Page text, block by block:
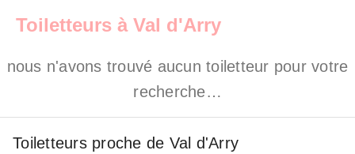
Toiletteurs à Val d'Arry
nous n'avons trouvé aucun toiletteur pour votre
recherche…
Toiletteurs proche de Val d'Arry